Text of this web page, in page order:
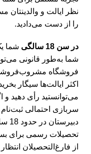
نظر ایالت و والدینتان
را از دست می‌دادید.
در سن 18 سالگی
شما
شما به‌طور قانونی
فروشگاه مشروب‌فروشی
اکثر ایالت‌ها سیگار
می‌توانستید رأی دهید و
سربازی احتمالی
تحصیلات رسمی برای
از فارغ‌التحصیلان